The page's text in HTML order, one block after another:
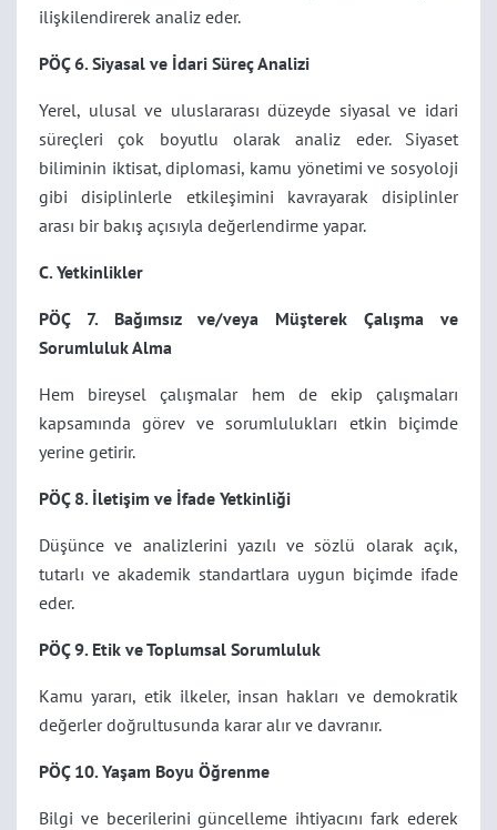
ilişkilendirerek analiz eder.
PÖÇ 6. Siyasal ve İdari Süreç Analizi
Yerel, ulusal ve uluslararası düzeyde siyasal ve idari
süreçleri çok boyutlu olarak analiz eder. Siyaset
biliminin iktisat, diplomasi, kamu yönetimi ve sosyoloji
gibi disiplinlerle etkileşimini kavrayarak disiplinler
arası bir bakış açısıyla değerlendirme yapar.
C. Yetkinlikler
PÖÇ 7. Bağımsız ve/veya Müşterek Çalışma ve
Sorumluluk Alma
Hem bireysel çalışmalar hem de ekip çalışmaları
kapsamında görev ve sorumlulukları etkin biçimde
yerine getirir.
PÖÇ 8. İletişim ve İfade Yetkinliği
Düşünce ve analizlerini yazılı ve sözlü olarak açık,
tutarlı ve akademik standartlara uygun biçimde ifade
eder.
PÖÇ 9. Etik ve Toplumsal Sorumluluk
Kamu yararı, etik ilkeler, insan hakları ve demokratik
değerler doğrultusunda karar alır ve davranır.
PÖÇ 10. Yaşam Boyu Öğrenme
Bilgi ve becerilerini güncelleme ihtiyacını fark ederek